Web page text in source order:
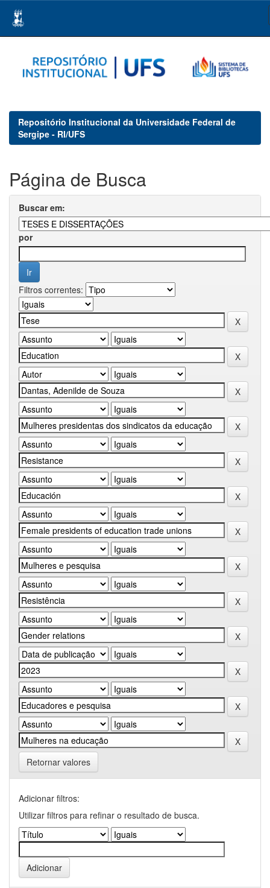
navigation
Repositório Institucional da Universidade Federal de
Sergipe - RI/UFS
Página de Busca
Buscar em:
por
Filtros correntes:
Retornar valores
Adicionar filtros:
Utilizar filtros para refinar o resultado de busca.